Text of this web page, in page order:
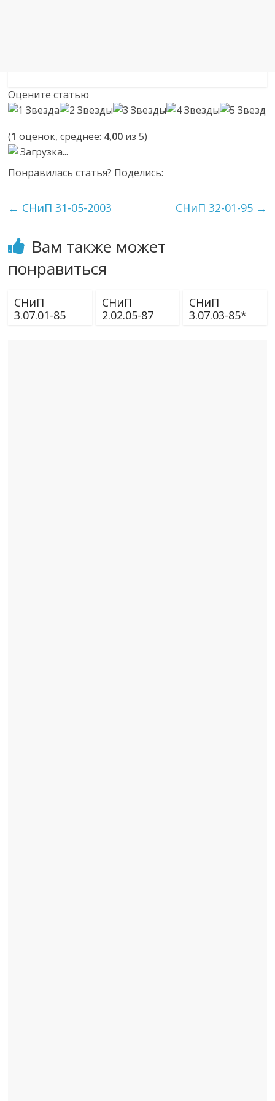
Оцените статью
(1 оценок, среднее: 4,00 из 5)
Загрузка...
Понравилась статья? Поделись:
← СНиП 31-05-2003 СНиП 32-01-95 →
Вам также может
понравиться
СНиП
3.07.01-85
СНиП
2.02.05-87
СНиП
3.07.03-85*